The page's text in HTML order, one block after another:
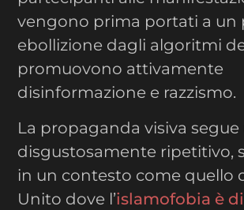
vengono prima portati a un
ebollizione dagli algoritmi
promuovono attivamente
disinformazione e razzismo.
La propaganda visiva
disgustosamente ripetitivo,
in un contesto come quello
Unito dove l’islamofobia è